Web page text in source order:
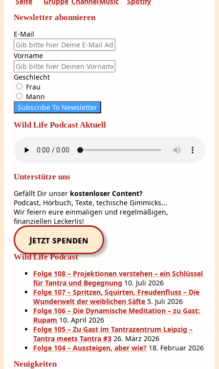
Newsletter abonnieren
E-Mail
Vorname
Geschlecht
Frau
Mann
Subscribe To Newsletter
Wild Life Podcast Aktuell
Unterstütze uns
Gefällt Dir unser kostenloser Content?
Podcast, Hörbuch, Texte, techische Gimmicks...
Wir feiern eure einmaligen und regelmäßigen,
finanziellen Leckerlis!
Jetzt spenden
Wild Life Podcast
Folge 108 – Projektionen verstehen – ein Schlüssel
für Tantra und Begegnung 10. Juli 2026
Folge 107 – Spritzen, Squirten, Freudenfluss – Die
Wunderwelt der weiblichen Säfte 5. Juli 2026
Folge 106 – Die Dynamische Meditation – zu Gast:
Rupam 10. April 2026
Folge 105 – Zu Gast im Tantrazentrum Leipzig –
Tantra meets Tantra #3 26. März 2026
Folge 104 – Aussteigen, aber wie? 18. Februar 2026
Neuigkeiten